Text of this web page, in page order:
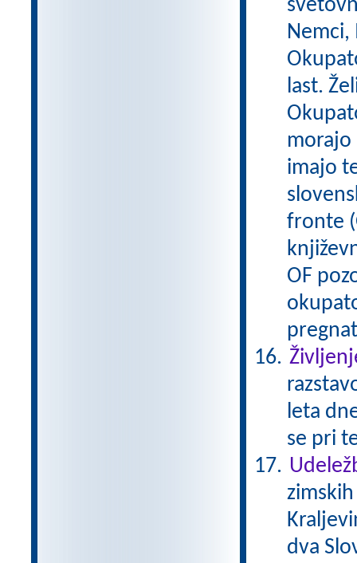
Nemci,
last.
morajo
imajo
fronte
OF
leta
se pri
dva